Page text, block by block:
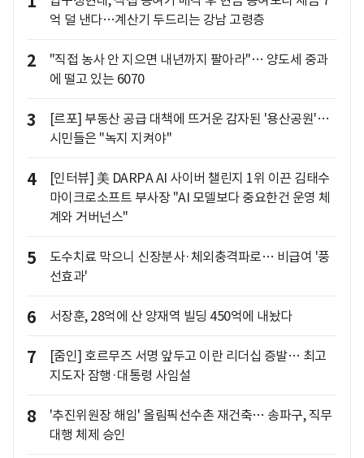
억 덜 낸다…계산기 두드리는 강남 고령층
2
"직접 농사 안 지으면 내년까지 팔아라"… 양도세 중과
에 떨고 있는 6070
3
[르포] 부동산 공급 대책에 뜨거운 감자된 '용산공원'…
시민들은 "녹지 지켜야"
4
[인터뷰] 美 DARPA AI 사이버 챌린지 1위 이끈 김태수
마이크로소프트 부사장 "AI 모델보다 중요한건 운영 체
계와 거버넌스"
5
도수치료 막으니 신장분사·체외충격파로… 비급여 '풍
선효과'
6 서장훈, 28억에 산 양재역 빌딩 450억에 내놨다
7
[줌인] 호르무즈 서명 앞두고 이란 리더십 증발… 최고
지도자 잠행·대통령 사임설
8
'추진위원장 해임' 올림픽선수촌 재건축… 송파구, 직무
대행 체제 승인